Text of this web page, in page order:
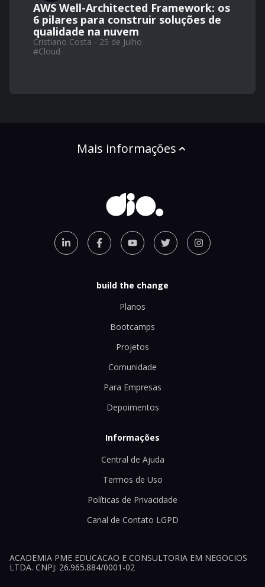
AWS Well-Architected Framework: os
6 pilares para construir soluções de
qualidade na nuvem
Cristiano Costa - 25 de Julho
#Cloud
Mais informações
build the change
Planos
Bootcamps
Projetos
Comunidade
Para Empresas
Depoimentos
Informações
Central de Ajuda
Termos de Uso
Políticas de Privacidade
Canal de Contato LGPD
ACADEMIA PME EDUCACAO E CONSULTORIA EM NEGOCIOS
LTDA. CNPJ: 26.965.884/0001-02